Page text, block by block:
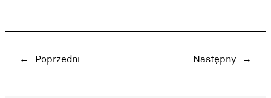
← Poprzedni Następny →